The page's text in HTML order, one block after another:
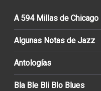
A 594 Millas de Chicago
Algunas Notas de Jazz
Antologías
Bla Ble Bli Blo Blues